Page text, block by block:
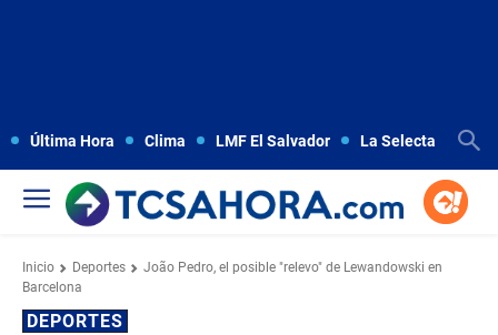
Última Hora Clima LMF El Salvador La Selecta
Inicio Deportes
João Pedro, el posible "relevo" de Lewandowski en
Barcelona
DEPORTES